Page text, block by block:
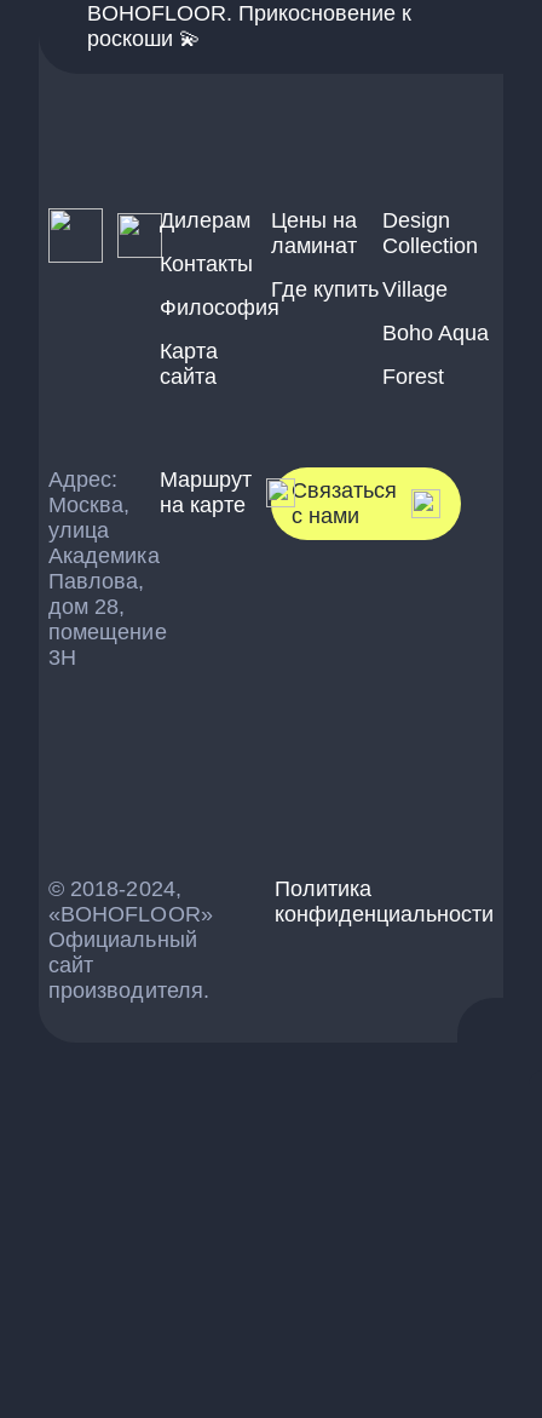
BOHOFLOOR. Прикосновение к
роскоши 💫
Дилерам
Контакты
Философия
Карта
сайта
Цены на
ламинат
Где купить
Design
Collection
Village
Boho Aqua
Forest
Адрес:
Москва,
улица
Академика
Павлова,
дом 28,
помещение
3Н
Маршрут
на карте
Связаться
с нами
© 2018-2024,
«BOHOFLOOR»
Официальный
сайт
производителя.
Политика
конфиденциальности